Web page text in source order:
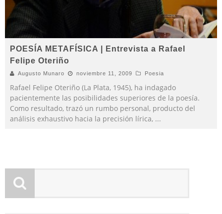
POESÍA METAFÍSICA | Entrevista a Rafael
Felipe Oteriño
Augusto Munaro noviembre 11, 2009 Poesia
Rafael Felipe Oteriño (La Plata, 1945), ha indagado
pacientemente las posibilidades superiores de la poesía.
Como resultado, trazó un rumbo personal, producto del
análisis exhaustivo hacia la precisión lírica, ...